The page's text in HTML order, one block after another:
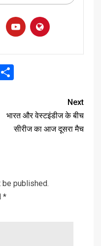
Next
भारत और वेस्टइंडीज के बीच
सीरीज का आज दूसरा मैच
published.
*